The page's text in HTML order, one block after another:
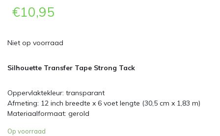
€10,95
Niet op voorraad
Silhouette Transfer Tape Strong Tack
Oppervlaktekleur: transparant
Afmeting: 12 inch breedte x 6 voet lengte (30,5 cm x 1,83 m)
Materiaalformaat: gerold
Op voorraad